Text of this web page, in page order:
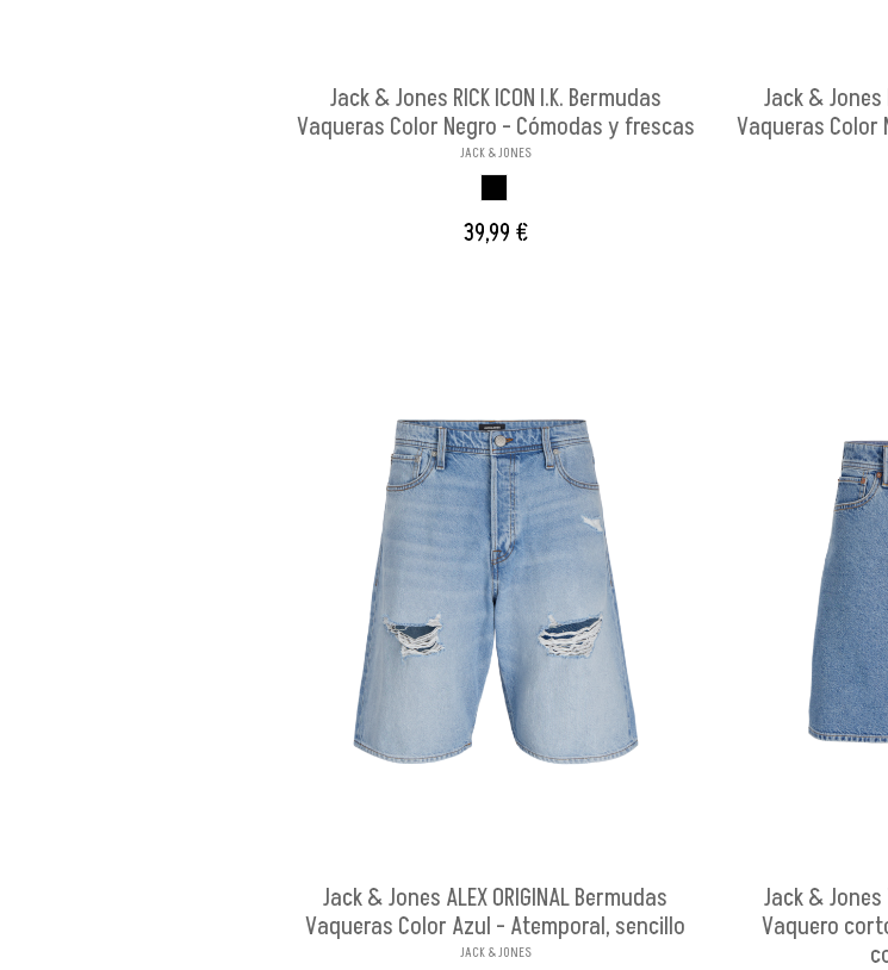
Jack & Jones RICK ICON I.K. Bermudas
Vaqueras Color Negro - Cómodas y frescas
JACK & JONES
39,99 €
Jack & Jones
Vaqueras Color
Jack & Jones ALEX ORIGINAL Bermudas
Vaqueras Color Azul - Atemporal, sencillo
JACK & JONES
Jack & Jones
Vaquero